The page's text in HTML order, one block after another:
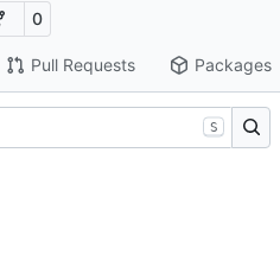
0
Pull Requests Packages
S